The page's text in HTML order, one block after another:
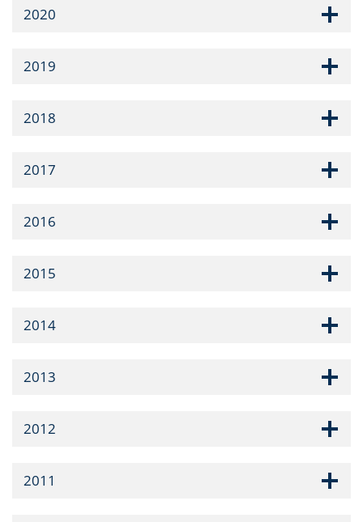
2020
2019
2018
2017
2016
2015
2014
2013
2012
2011